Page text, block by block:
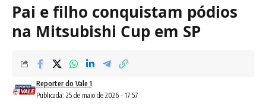
Pai e filho conquistam pódios
na Mitsubishi Cup em SP
Publicada: 25 de maio de 2026 - 17:57
Reporter do Vale 1